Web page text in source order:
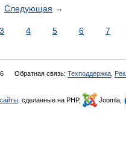
Следующая →
3 4 5 6 7
Обратная связь: Техподдержка
, сделанные на PHP, Joomla,